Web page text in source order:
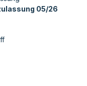
05/26